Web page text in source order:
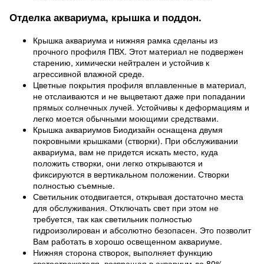
Отделка аквариума, крышка и поддон.
Крышка аквариума и нижняя рамка сделаны из
прочного профиля ПВХ. Этот материал не подвержен
старению, химически нейтрален и устойчив к
агрессивной влажной среде.
Цветные покрытия профиля вплавленные в материал,
не отслаиваются и не выцветают даже при попадании
прямых солнечных лучей. Устойчивы к деформациям и
легко моется обычными моющими средствами.
Крышка аквариумов Биодизайн оснащена двумя
покровными крышками (створки). При обслуживании
аквариума, вам не придется искать место, куда
положить створки, они легко открываются и
фиксируются в вертикальном положении. Створки
полностью съемные.
Светильник отодвигается, открывая достаточно места
для обслуживания. Отключать свет при этом не
требуется, так как светильник полностью
гидроизолирован и абсолютно безопасен. Это позволит
Вам работать в хорошо освещенном аквариуме.
Нижняя сторона створок, выполняет функцию